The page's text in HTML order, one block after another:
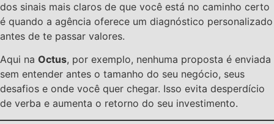
dos sinais mais claros de que você está no caminho certo
é quando a agência oferece um diagnóstico personalizado
antes de te passar valores.
Aqui na Octus, por exemplo, nenhuma proposta é enviada
sem entender antes o tamanho do seu negócio, seus
desafios e onde você quer chegar. Isso evita desperdício
de verba e aumenta o retorno do seu investimento.